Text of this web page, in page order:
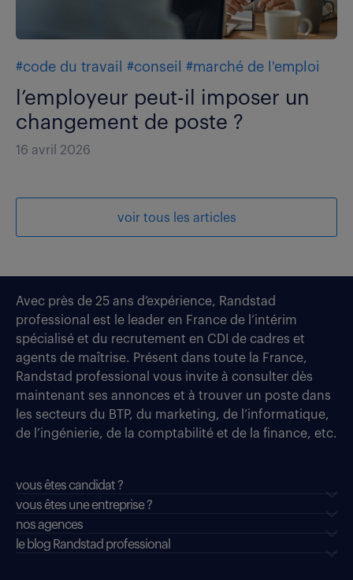
#code du travail #conseil #marché de l'emploi
l’employeur peut-il imposer un
changement de poste ?
16 avril 2026
voir tous les articles
Avec près de 25 ans d’expérience, Randstad
professional est le leader en France de l’intérim
spécialisé et du recrutement en CDI de cadres et
agents de maîtrise. Présent dans toute la France,
Randstad professional vous invite à consulter dès
maintenant ses annonces et à trouver un poste dans
les secteurs du BTP, du marketing, de l’informatique,
de l’ingénierie, de la comptabilité et de la finance, etc.
vous êtes candidat ?
vous êtes une entreprise ?
nos agences
le blog Randstad professional